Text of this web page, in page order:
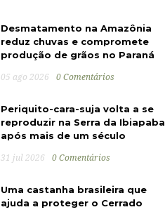
Desmatamento na Amazônia
reduz chuvas e compromete
produção de grãos no Paraná
05 ago 2026 0 Comentários
Periquito-cara-suja volta a se
reproduzir na Serra da Ibiapaba
após mais de um século
31 jul 2026 0 Comentários
Uma castanha brasileira que
ajuda a proteger o Cerrado